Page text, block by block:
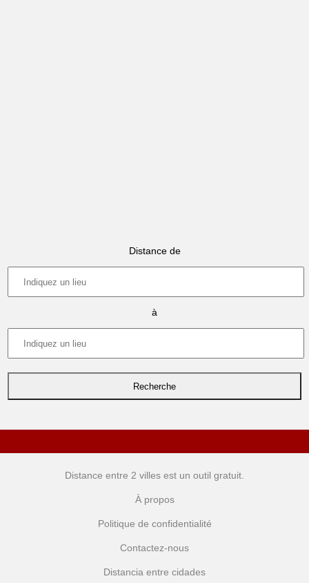
Distance de
à
Distance entre 2 villes est un outil gratuit.
À propos
Politique de confidentialité
Contactez-nous
Distancia entre cidades